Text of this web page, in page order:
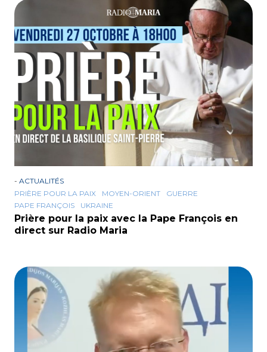
- ACTUALITÉS
PRIÈRE POUR LA PAIX
MOYEN-ORIENT
GUERRE
PAPE FRANÇOIS
UKRAINE
Prière pour la paix avec la Pape François en
direct sur Radio Maria